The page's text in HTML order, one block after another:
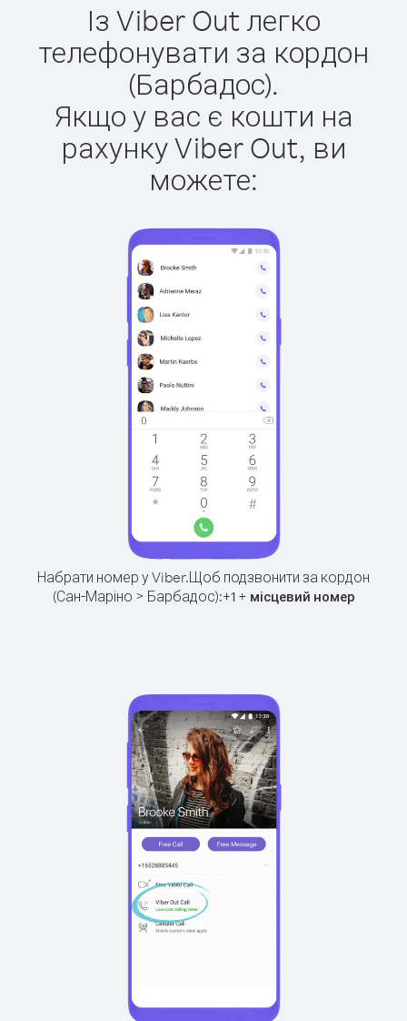
Із Viber Out легко
телефонувати за кордон
(Барбадос).
Якщо у вас є кошти на
рахунку Viber Out, ви
можете:
Набрати номер у Viber.Щоб подзвонити за кордон
(Сан-Маріно > Барбадос):+1+ місцевий номер